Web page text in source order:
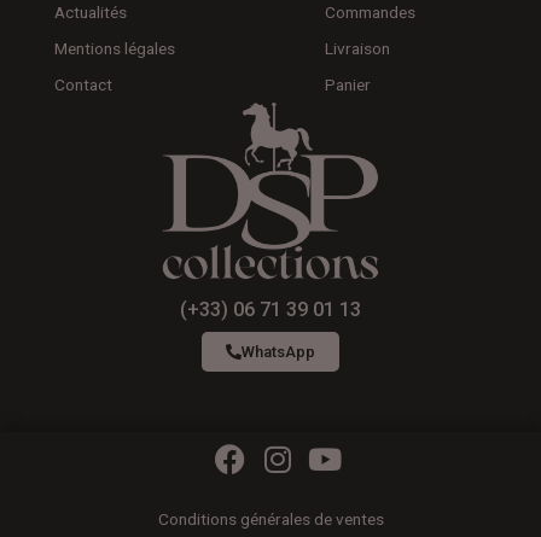
Actualités
Mentions légales
Contact
Commandes
Livraison
Panier
(+33) 06 71 39 01 13
WhatsApp
F
c
I
s
Y
u
Conditions générales de ventes